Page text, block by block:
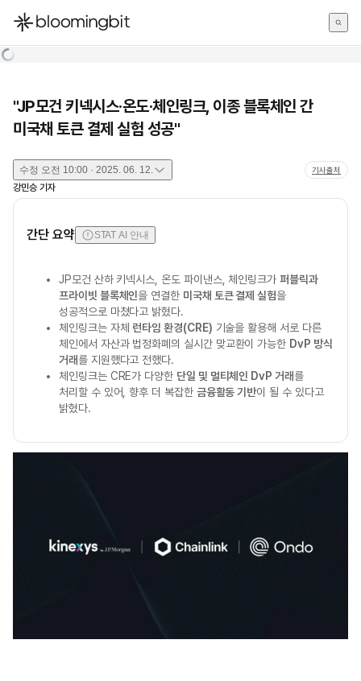
한국어
"JP모건 키넥시스·온도·체인링크, 이종 블록체인 간
미국채 토큰 결제 실험 성공"
수정 오전 10:00 · 2025. 06. 12. 기사출처
강민승 기자
간단 요약 STAT AI 안내
JP모건 산하 키넥시스, 온도 파이낸스, 체인링크가 퍼블릭과
프라이빗 블록체인을 연결한 미국채 토큰 결제 실험을
성공적으로 마쳤다고 밝혔다.
체인링크는 자체 런타임 환경(CRE) 기술을 활용해 서로 다른
체인에서 자산과 법정화폐의 실시간 맞교환이 가능한 DvP 방식
거래를 지원했다고 전했다.
체인링크는 CRE가 다양한 단일 및 멀티체인 DvP 거래를
처리할 수 있어, 향후 더 복잡한 금융활동 기반이 될 수 있다고
밝혔다.